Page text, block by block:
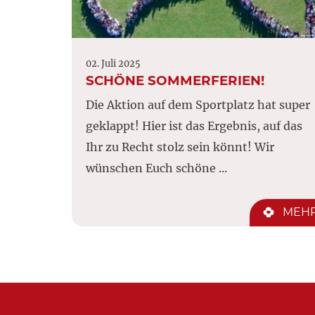
02. Juli 2025
SCHÖNE SOMMERFERIEN!
Die Aktion auf dem Sportplatz hat super
geklappt! Hier ist das Ergebnis, auf das
Ihr zu Recht stolz sein könnt! Wir
wünschen Euch schöne ...